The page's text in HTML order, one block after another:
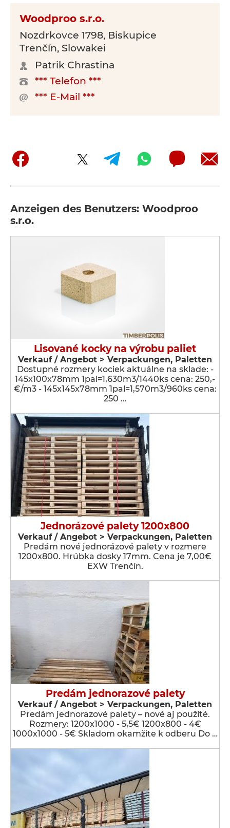
Woodproo s.r.o.
Nozdrkovce 1798, Biskupice
Trenčín, Slowakei
Patrik Chrastina
*** Telefon ***
*** E-Mail ***
Anzeigen des Benutzers: Woodproo
s.r.o.
Lisované kocky na výrobu paliet
Verkauf / Angebot > Verpackungen, Paletten
Dostupné rozmery kociek aktuálne na sklade: -
145x100x78mm 1pal=1,630m3/1440ks cena: 250,-
€/m3 - 145x145x78mm 1pal=1,570m3/960ks cena:
250 …
Jednorázové palety 1200x800
Verkauf / Angebot > Verpackungen, Paletten
Predám nové jednorázové palety v rozmere
1200x800. Hrúbka dosky 17mm. Cena je 7,00€
EXW Trenčín.
Predám jednorazové palety
Verkauf / Angebot > Verpackungen, Paletten
Predám jednorazové palety – nové aj použité.
Rozmery: 1200x1000 - 5,5€ 1200x800 - 4€
1000x1000 - 5€ Skladom okamžite k odberu Do …